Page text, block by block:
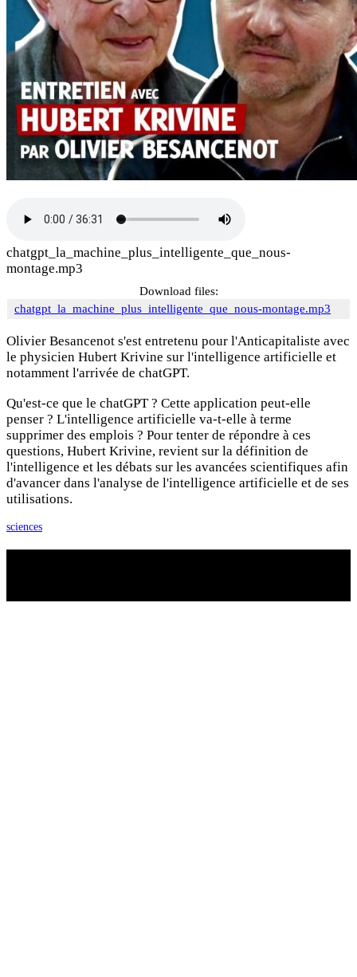
chatgpt_la_machine_plus_intelligente_que_nous-
montage.mp3
Download files:
chatgpt_la_machine_plus_intelligente_que_nous-montage.mp3
Olivier Besancenot s'est entretenu pour l'Anticapitaliste avec
le physicien Hubert Krivine sur l'intelligence artificielle et
notamment l'arrivée de chatGPT.
Qu'est-ce que le chatGPT ? Cette application peut-elle
penser ? L'intelligence artificielle va-t-elle à terme
supprimer des emplois ? Pour tenter de répondre à ces
questions, Hubert Krivine, revient sur la définition de
l'intelligence et les débats sur les avancées scientifiques afin
d'avancer dans l'analyse de l'intelligence artificielle et de ses
utilisations.
sciences